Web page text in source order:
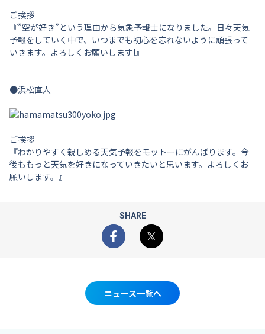
ご挨拶
『”空が好き”という理由から気象予報士になりました。日々天気
予報をしていく中で、いつまでも初心を忘れないように頑張って
いきます。よろしくお願いします!』
●浜松直人
ご挨拶
『わかりやすく親しめる天気予報をモットーにがんばります。今
後ももっと天気を好きになっていきたいと思います。よろしくお
願いします。』
SHARE
Facebook
X
ニュース一覧へ